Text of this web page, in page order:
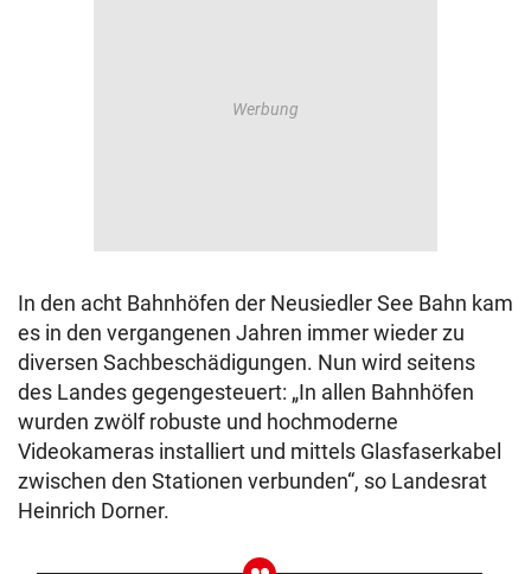
In den acht Bahnhöfen der Neusiedler See Bahn kam
es in den vergangenen Jahren immer wieder zu
diversen Sachbeschädigungen. Nun wird seitens
des Landes gegengesteuert: „In allen Bahnhöfen
wurden zwölf robuste und hochmoderne
Videokameras installiert und mittels Glasfaserkabel
zwischen den Stationen verbunden“, so Landesrat
Heinrich Dorner.